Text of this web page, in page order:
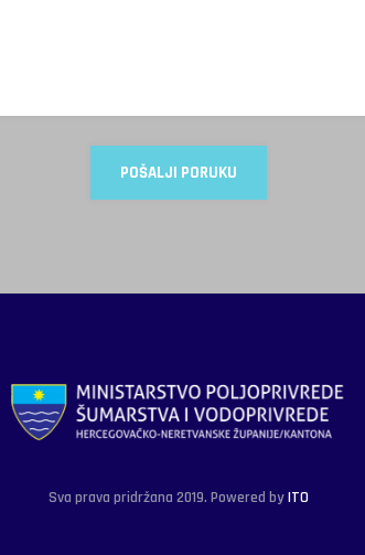
Sva prava pridržana 2019. Powered byITO